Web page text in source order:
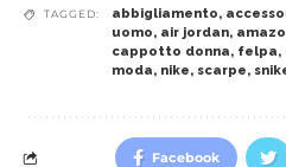
TAGGED: abbigliamento,
uomo, air jordan,
cappotto donna, felpa,
moda, nike, scarpe,
Facebook